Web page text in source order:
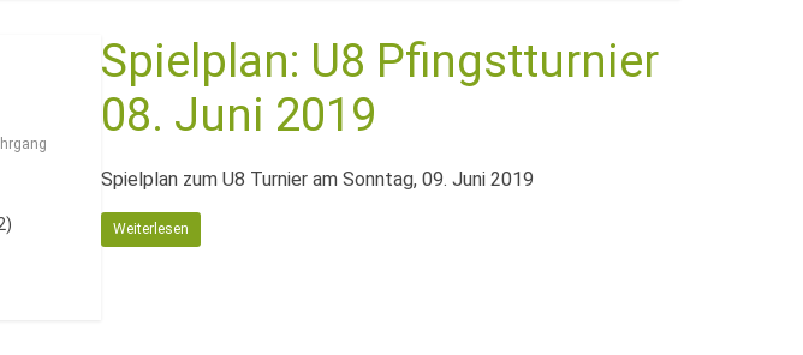
Spielplan: U8 Pfingstturnier
08. Juni 2019
Spielplan zum U8 Turnier am Sonntag, 09. Juni 2019
Weiterlesen